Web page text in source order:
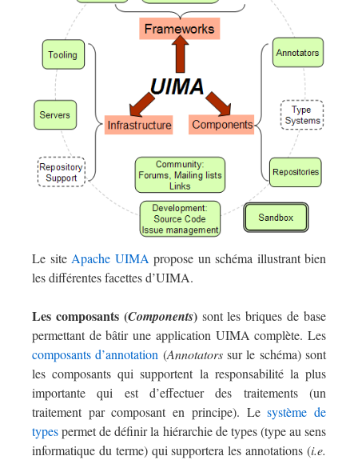
Le site Apache UIMA propose un schéma illustrant bien
les différentes facettes d’UIMA.
Les composants (Components)sont les briques de base
permettant de bâtir une application UIMA complète. Les
composants d’annotation (Annotatorssur le schéma) sont
les composants qui supportent la responsabilité la plus
importante qui est d’effectuer des traitements (un
traitement par composant en principe). Lesystème de
typespermet de définir la hiérarchie de types (type au sens
informatique du terme) qui supportera les annotations (i.e.